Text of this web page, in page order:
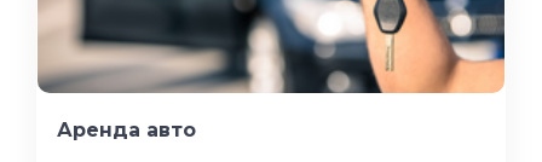
Аренда авто